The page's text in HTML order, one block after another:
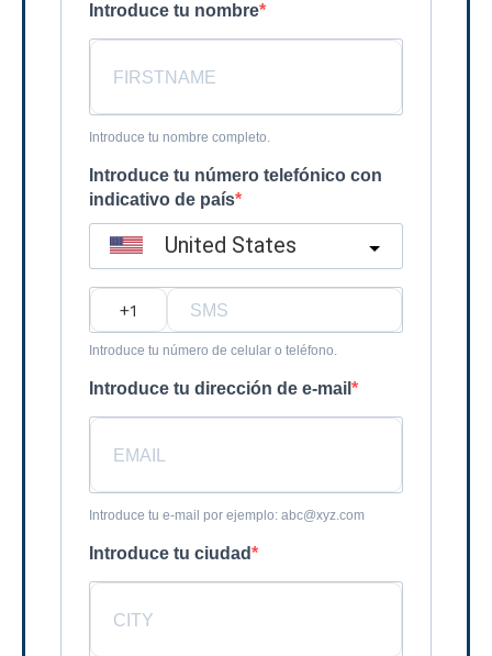
Introduce tu nombre
Introduce tu nombre completo.
Introduce tu número telefónico con
indicativo de país
United States
Introduce tu número de celular o teléfono.
Introduce tu dirección de e-mail
Introduce tu e-mail por ejemplo: abc@xyz.com
Introduce tu ciudad